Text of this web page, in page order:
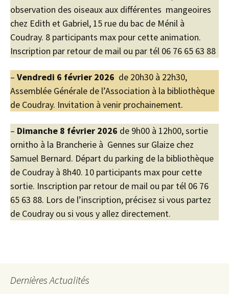
observation des oiseaux aux différentes mangeoires
chez Edith et Gabriel, 15 rue du bac de Ménil à
Coudray. 8 participants max pour cette animation.
Inscription par retour de mail ou par tél 06 76 65 63 88
– Vendredi 6 février 2026 de 20h30 à 22h30,
Assemblée Générale de l’Association à la bibliothèque
de Coudray. Invitation à venir prochainement.
– Dimanche 8 février 2026 de 9h00 à 12h00, sortie
ornitho à la Brancherie à Gennes sur Glaize chez
Samuel Bernard. Départ du parking de la bibliothèque
de Coudray à 8h40. 10 participants max pour cette
sortie. Inscription par retour de mail ou par tél 06 76
65 63 88. Lors de l’inscription, précisez si vous partez
de Coudray ou si vous y allez directement.
Dernières Actualités